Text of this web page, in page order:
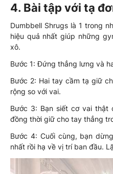
4. Bài tập với tạ
Dumbbell Shrugs là 1 trong
hiệu quả nhất giúp những
xô.
Bước 1: Đứng thẳng lưng và
Bước 2: Hai tay cầm tạ giữ
rộng so với vai.
Bước 3: Bạn siết cơ vai
đồng thời giữ cho tay thẳng
Bước 4: Cuối cùng, bạn
nhất rồi hạ về vị trí ban đầu.